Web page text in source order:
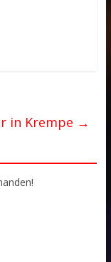
in Krempe →